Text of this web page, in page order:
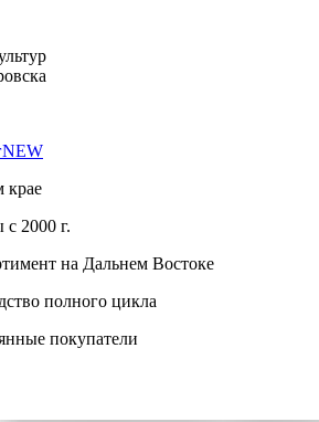
NEW
крае
2000 г.
на Дальнем Востоке
полного цикла
покупатели